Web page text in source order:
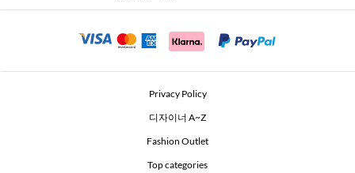
Beauty Seekers VIP Club
Security Communication
Privacy Policy
디자이너 A~Z
Fashion Outlet
Top categories